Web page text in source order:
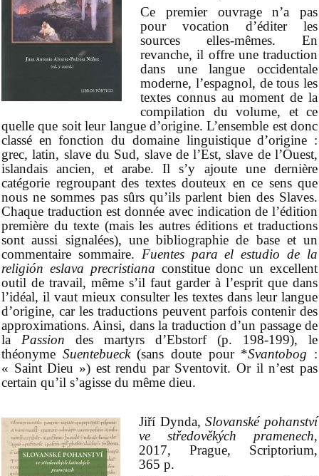
Ce premier ouvrage n’a pas
pour vocation d’éditer les
sources elles-mêmes. En
revanche, il offre une traduction
dans une langue occidentale
moderne, l’espagnol, de tous les
textes connus au moment de la
compilation du volume, et ce
quelle que soit leur langue d’origine. L’ensemble est donc
classé en fonction du domaine linguistique d’origine :
grec, latin, slave du Sud, slave de l’Est, slave de l’Ouest,
islandais ancien, et arabe. Il s’y ajoute une dernière
catégorie regroupant des textes douteux en ce sens que
nous ne sommes pas sûrs qu’ils parlent bien des Slaves.
Chaque traduction est donnée avec indication de l’édition
première du texte (mais les autres éditions et traductions
sont aussi signalées), une bibliographie de base et un
commentaire sommaire. Fuentes para el estudio de la
religión eslava precristiana constitue donc un excellent
outil de travail, même s’il faut garder à l’esprit que dans
l’idéal, il vaut mieux consulter les textes dans leur langue
d’origine, car les traductions peuvent parfois contenir des
approximations. Ainsi, dans la traduction d’un passage de
la Passion des martyrs d’Ebstorf (p. 198-199), le
théonyme Suentebueck(sans doute pour *Svantobog :
« Saint Dieu ») est rendu par Sventovit. Or il n’est pas
certain qu’il s’agisse du même dieu.
Jiří Dynda,Slovanské pohanství
ve středověkých pramenech,
2017, Prague, Scriptorium,
365 p.